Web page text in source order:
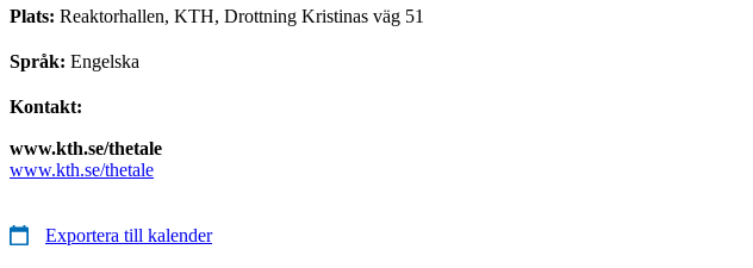
Plats: Reaktorhallen, KTH, Drottning Kristinas väg 51
Språk: Engelska
Kontakt:
www.kth.se/thetale
www.kth.se/thetale
Exportera till kalender